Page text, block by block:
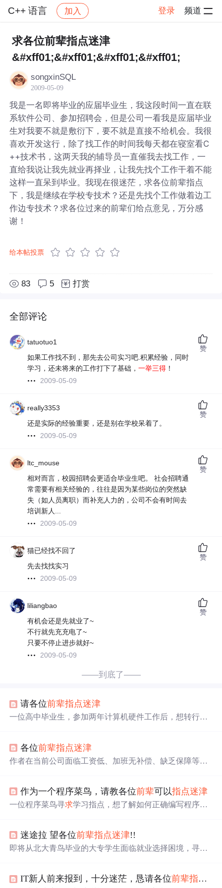
C++ 语言 加入 登录 频道
社区 C++ 语言 帖子详情
求各位前辈指点迷津
&#xff01;&#xff01;&#xff01;&#xff01;
songxinSQL
2009-05-09
我是一名即将毕业的应届毕业生，我这段时间一直在联
系软件公司、参加招聘会，但是公司一看我是应届毕业
生对我要不就是敷衍下，要不就是直接不给机会。我很
喜欢开发这行，除了找工作的时间我每天都在寝室看C
++技术书，这两天我的辅导员一直催我去找工作，一
直给我说让我先就业再择业，让我先找个工作干着不能
这样一直呆到毕业。我现在很迷茫，求各位前辈指点
下，我是继续在学校专技术？还是先找个工作做着边工
作边专技术？求各位过来的前辈们给点意见，万分感
谢！
给本帖投票
83 5 打赏
全部评论
tatuotuo1
如果工作找不到，那先去公司实习吧.积累经验，同时
学习，还未将来的工作打下了基础，一举三得 ！
2009-05-09
赞
really3353
还是实际的经验重要，还是别在学校呆着了。
2009-05-09
赞
ltc_mouse
相对而言，校园招聘会更适合毕业生吧。 社会招聘通
常需要有相关经验的，往往是因为某些岗位的突然缺
失（如人员离职）而补充人力的，公司不会有时间去
培训新人...
2009-05-09
赞
猫已经找不回了
先去找找实习
2009-05-09
赞
liliangbao
有机会还是先就业了~
不行就先充充电了~
只要不停止进步就好~
2009-05-09
赞
——到底了——
请各位前辈指点迷津
一位高中毕业生，参加两年计算机硬件工作后，想转行当
心自己脑子笨学不成，希望
各位前辈指点迷津
作者在当前公司面临工资低、加班无补偿、缺乏保障等问
作为一个程序菜鸟，请教各位前辈可以指点迷津
一位程序菜鸟寻求学习指点，想了解如何正确编写程序。
迷途拉 望各位前辈指点迷津!!
即将从北大青鸟毕业的大专学生面临就业选择困境，寻求
IT新人前来报到，十分迷茫，恳请各位前辈指点迷津